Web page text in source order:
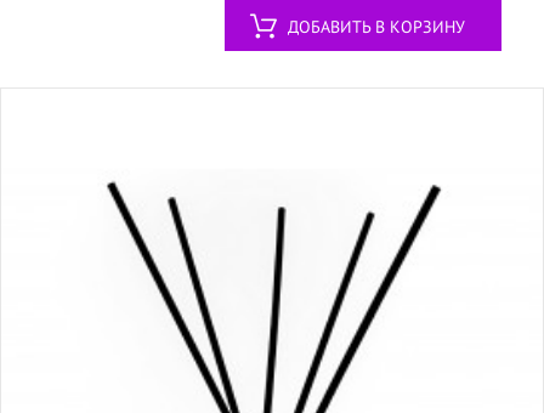
ДОБАВИТЬ В КОРЗИНУ